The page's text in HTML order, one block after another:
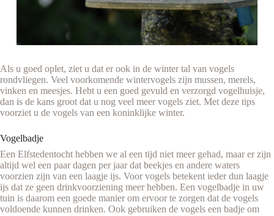
Als u goed oplet, ziet u dat er ook in de winter tal van vogels
rondvliegen. Veel voorkomende wintervogels zijn mussen, merels,
vinken en meesjes. Hebt u een goed gevuld en verzorgd vogelhuisje,
dan is de kans groot dat u nog veel meer vogels ziet. Met deze tips
voorziet u de vogels van een koninklijke winter.
Vogelbadje
Een Elfstedentocht hebben we al een tijd niet meer gehad, maar er zijn
altijd wel een paar dagen per jaar dat beekjes en andere waters
voorzien zijn van een laagje ijs. Voor vogels betekent ieder dun laagje
ijs dat ze geen drinkvoorziening meer hebben. Een vogelbadje in uw
tuin is daarom een goede manier om ervoor te zorgen dat de vogels
voldoende kunnen drinken. Ook gebruiken de vogels een badje om